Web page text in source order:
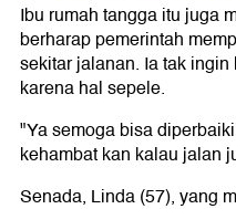
Ibu rumah tangga itu juga
berharap pemerintah
sekitar jalanan. Ia tak
karena hal sepele.
"Ya semoga bisa
kehambat kan kalau jalan
Senada, Linda (57), yang